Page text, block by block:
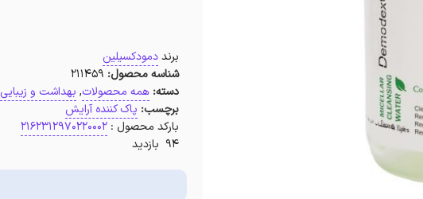
برنددمودکسیلین
شناسه محصول: 211459
دسته: همه محصولات, بهداشت و زیبایی
برچسب: پاک کننده آرایش
بارکد محصول :2162312970220002
94 بازدید